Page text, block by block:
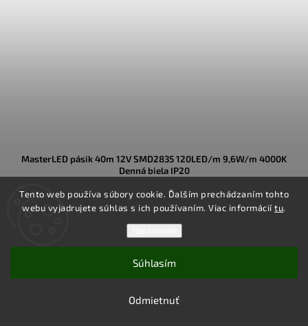
Tento web používa súbory cookie. Ďalším prechádzaním tohto
webu vyjadrujete súhlas s ich používaním. Viac informáciítu.
Odmietnuť
Súhlasím
MasterLED pásik 40m 12V SMD2835 120LED/m 9,6W/m 4000K
Denná biela IP20
✅ SKLADOM
€89
príkonom 9,6 W/m a farbou 4000 K Denná biela
vjednej 40 m rolke, čo ho predurčuje aj naprofesionálne
pri väčších projektoch. Denná biela 4000 K, kvalitné čipy
SMD2835 a krytie IP20 zaručujú rovnomerné, príjemné osvetlenie